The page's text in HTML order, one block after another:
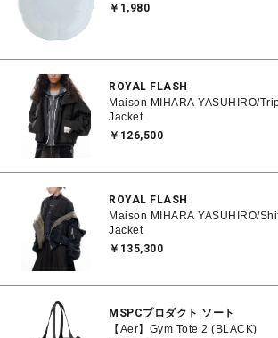
￥1,980
ROYAL FLASH
Maison MIHARA YASUHIRO/
Jacket
￥126,500
ROYAL FLASH
Maison MIHARA YASUHIRO/
Jacket
￥135,300
MSPCプロダクト ソート
【Aer】Gym Tote 2 (BLACK)